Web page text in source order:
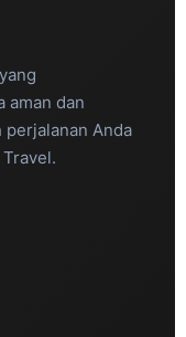
aman dan
perjalanan Anda